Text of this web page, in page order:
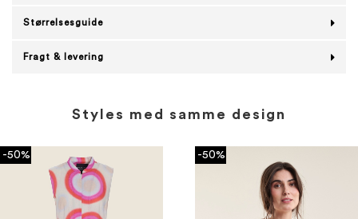
Størrelsesguide
Fragt & levering
Styles med samme design
-50% -50%